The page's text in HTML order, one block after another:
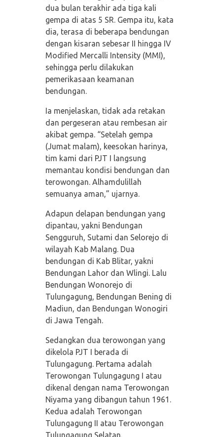
dua bulan terakhir ada tiga kali
gempa di atas 5 SR. Gempa itu, kata
dia, terasa di beberapa bendungan
dengan kisaran sebesar II hingga IV
Modified Mercalli Intensity (MMI),
sehingga perlu dilakukan
pemerikasaan keamanan
bendungan.
Ia menjelaskan, tidak ada retakan
dan pergeseran atau rembesan air
akibat gempa. “Setelah gempa
(Jumat malam), keesokan harinya,
tim kami dari PJT I langsung
memantau kondisi bendungan dan
terowongan. Alhamdulillah
semuanya aman,” ujarnya.
Adapun delapan bendungan yang
dipantau, yakni Bendungan
Sengguruh, Sutami dan Selorejo di
wilayah Kab Malang. Dua
bendungan di Kab Blitar, yakni
Bendungan Lahor dan Wlingi. Lalu
Bendungan Wonorejo di
Tulungagung, Bendungan Bening di
Madiun, dan Bendungan Wonogiri
di Jawa Tengah.
Sedangkan dua terowongan yang
dikelola PJT I berada di
Tulungagung. Pertama adalah
Terowongan Tulungagung I atau
dikenal dengan nama Terowongan
Niyama yang dibangun tahun 1961.
Kedua adalah Terowongan
Tulungagung II atau Terowongan
Tulungagung Selatan.